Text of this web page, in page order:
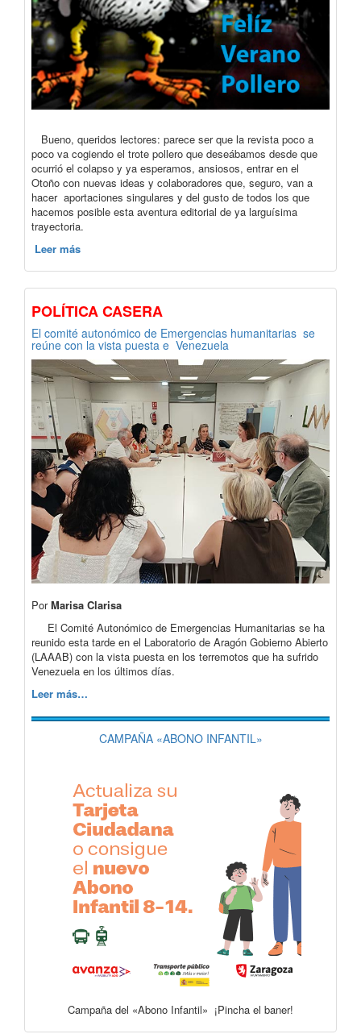
Bueno, queridos lectores: parece ser que la revista poco a
poco va cogiendo el trote pollero que deseábamos desde que
ocurrió el colapso y ya esperamos, ansiosos, entrar en el
Otoño con nuevas ideas y colaboradores que, seguro, van a
hacer aportaciones singulares y del gusto de todos los que
hacemos posible esta aventura editorial de ya larguísima
trayectoria.
Leer más
POLÍTICA CASERA
El comité autonómico de Emergencias humanitarias se
reúne con la vista puesta e Venezuela
PorMarisa Clarisa
El Comité Autonómico de Emergencias Humanitarias se ha
reunido esta tarde en el Laboratorio de Aragón Gobierno Abierto
(LAAAB) con la vista puesta en los terremotos que ha sufrido
Venezuela en los últimos días.
Leer más…
CAMPAÑA «ABONO INFANTIL»
Campaña del «Abono Infantil» ¡Pincha el baner!